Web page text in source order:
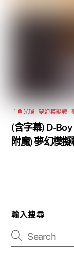
主角光環 夢幻模擬戰
(含字幕) D-
附魔) 夢幻模擬
輸入搜尋